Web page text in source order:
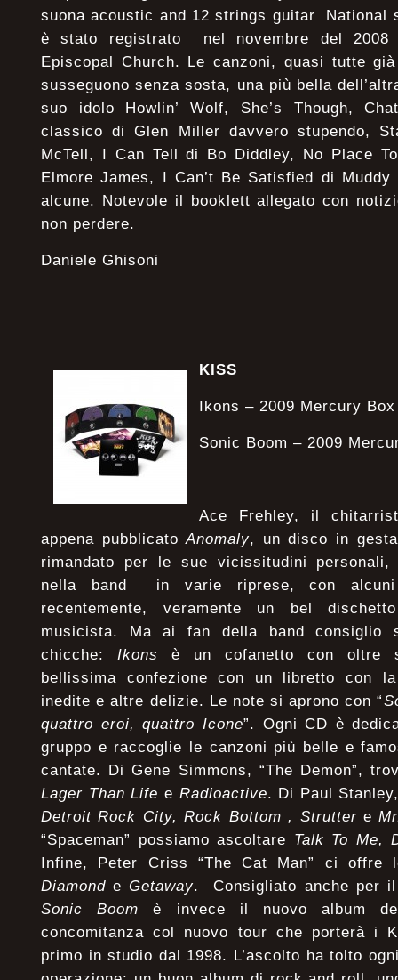
suona acoustic and 12 strings guitar National
è stato registrato nel novembre del
Episcopal Church. Le canzoni, quasi tutte
susseguono senza sosta, una più bella
suo idolo Howlin’ Wolf, She’s Though,
classico di Glen Miller davvero stupendo,
McTell, I Can Tell di Bo Diddley, No Place
Elmore James, I Can’t Be Satisfied di
alcune. Notevole il booklett allegato con
non perdere.
Daniele Ghisoni
KISS
Ikons – 2009 Mercury
Sonic Boom – 2009
Ace Frehley, il
appena pubblicatoAnomaly, un disco in
rimandato per le sue vicissitudini personali,
nella band in varie riprese, con
recentemente, veramente un bel
musicista. Ma ai fan della band consiglio
chicche: Ikons è un cofanetto con oltre
bellissima confezione con un libretto con
inedite e altre delizie. Le note si aprono con “
quattro eroi, quattro Icone”. Ogni CD è
gruppo e raccoglie le canzoni più belle e
cantate. Di Gene Simmons, “The Demon”,
Lager Than Life e Radioactive. Di Paul
Detroit Rock City, Rock Bottom , Struttere
“Spaceman” possiamo ascoltare Talk To Me,
Infine, Peter Criss “The Cat Man” ci offre
Diamond eGetaway. Consigliato anche per
Sonic Boom è invece il nuovo album
concomitanza col nuovo tour che porterà i
primo in studio dal 1998. L’ascolto ha tolto